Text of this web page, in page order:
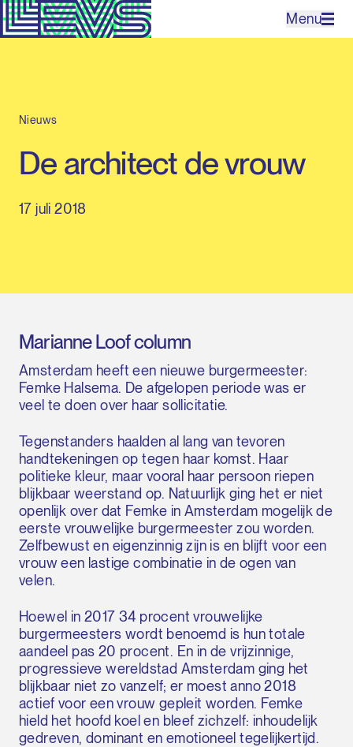
Menu
Expertises
Contact
EN
Nieuws
De architect de vrouw
17 juli 2018
Marianne Loof column
Amsterdam heeft een nieuwe burgermeester:
Femke Halsema. De afgelopen periode was er
veel te doen over haar sollicitatie.
Tegenstanders haalden al lang van tevoren
handtekeningen op tegen haar komst. Haar
politieke kleur, maar vooral haar persoon riepen
blijkbaar weerstand op. Natuurlijk ging het er niet
openlijk over dat Femke in Amsterdam mogelijk de
eerste vrouwelijke burgermeester zou worden.
Zelfbewust en eigenzinnig zijn is en blijft voor een
vrouw een lastige combinatie in de ogen van
velen.
Hoewel in 2017 34 procent vrouwelijke
burgermeesters wordt benoemd is hun totale
aandeel pas 20 procent. En in de vrijzinnige,
progressieve wereldstad Amsterdam ging het
blijkbaar niet zo vanzelf; er moest anno 2018
actief voor een vrouw gepleit worden. Femke
hield het hoofd koel en bleef zichzelf: inhoudelijk
gedreven, dominant en emotioneel tegelijkertijd.